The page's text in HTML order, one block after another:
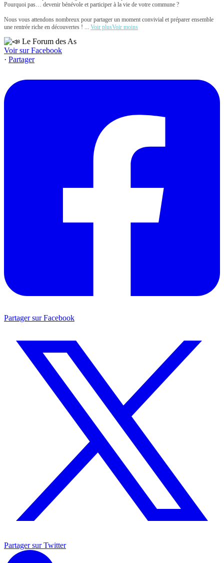
Pourquoi pas… devenir bénévole et participer à la vie de votre commune ?
Nous vous attendons nombreux pour partager un moment convivial et préparer ensemble
une rentrée riche en découvertes ! ... Voir plusVoir moins
Voir sur Facebook
· Partager
Partager sur Facebook
Partager sur Twitter